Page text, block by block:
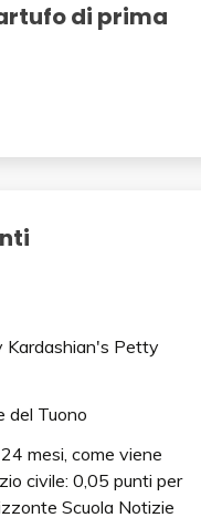
di prima
Kardashian's Petty
del Tuono
mesi, come viene
civile: 0,05 punti per
Scuola Notizie